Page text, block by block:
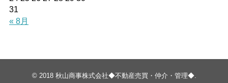
« 8月
31
© 2018 秋山商事株式会社◆不動産売買・仲介・管理◆.